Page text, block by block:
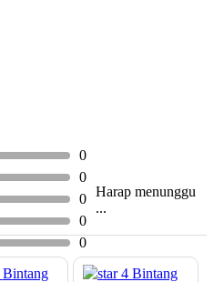
0
0
0
0
0
Bintang
4Bintang
Harap menunggu
...